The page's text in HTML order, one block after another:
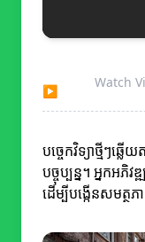
▶
Watch
បច្ចេកវិទ្យាថ្មីៗឆ្
បច្ចុប្បន្ន។ អ្នកអភិ
ដើម្បីបង្កើនសមត្ថភ